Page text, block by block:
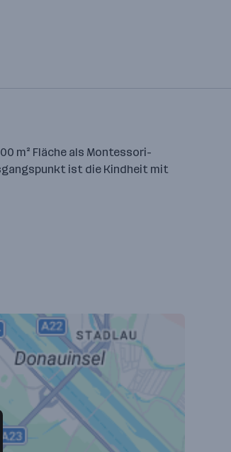
m² Fläche als Montessori-
ist die Kindheit mit